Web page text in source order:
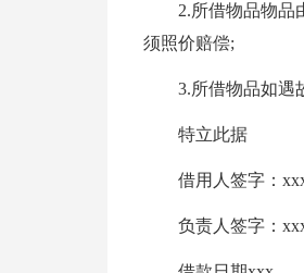
2.所借物品物品
须照价赔偿;
3.所借物品如遇
特立此据
借用人签字：
负责人签字：